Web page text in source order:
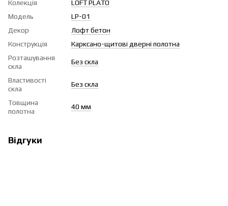
Колекція
LOFT PLATO
Модель
LP-01
Декор
Лофт бетон
Конструкція
Карксано-щитові дверні полотна
Розташування
скла
Без скла
Властивості
скла
Без скла
Товщина
полотна
40 мм
Відгуки